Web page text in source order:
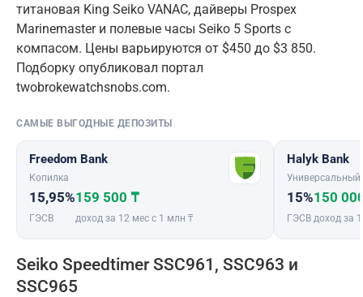
титановая King Seiko VANAC, дайверы Prospex
Marinemaster и полевые часы Seiko 5 Sports с
компасом. Цены варьируются от $450 до $3 850.
Подборку опубликовал портал
twobrokewatchsnobs.com.
САМЫЕ ВЫГОДНЫЕ ДЕПОЗИТЫ
Freedom Bank
Копилка
15,95%
ГЭСВ
159 500 ₸
доход за 12 мес с 1 млн ₸
Halyk Bank
Универсальный
15%
ГЭСВ
150
доход за
Seiko Speedtimer SSC961, SSC963 и
SSC965